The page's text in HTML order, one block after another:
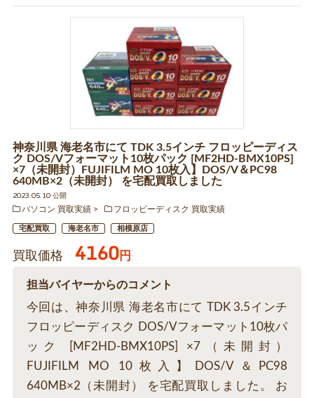
神奈川県 海老名市にて TDK 3.5インチ フロッピーディス
ク DOS/Vフォーマット10枚パック [MF2HD-BMX10PS]
×7（未開封）FUJIFILM MO 10枚入】DOS/V＆PC98
640MB×2（未開封） を宅配買取しました
2023.05.10 公開
パソコン 買取実績
フロッピーディスク 買取実績
宅配買取 海老名市 相模原店
買取価格 4160円
担当バイヤーからのコメント
今回は、神奈川県 海老名市にて TDK 3.5インチ
フロッピーディスク DOS/Vフォーマット10枚パ
ック [MF2HD-BMX10PS] ×7（未開封）
FUJIFILM MO 10枚入】DOS/V＆PC98
640MB×2（未開封） を宅配買取しました。 お